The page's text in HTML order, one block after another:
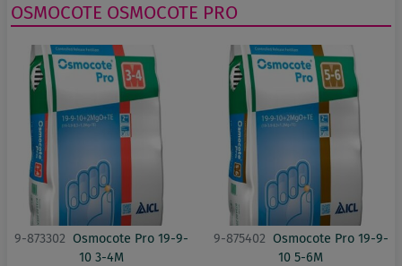
OSMOCOTE OSMOCOTE PRO
9-873302 Osmocote Pro 19-9-
10 3-4M
9-875402 Osmocote Pro 19-9-
10 5-6M